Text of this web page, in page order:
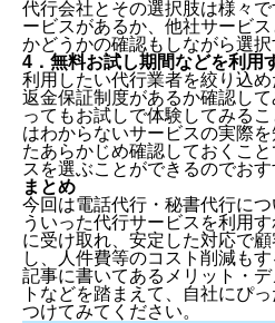
代行会社とその選択肢は様々
ービスがあるか、他社サービ
かどうかの確認もしながら選択
4．無料お試し期間などを利用
利用したい代行業者を絞り込
返金保証制度があるか確認し
ってもお試しで体験してみる
はわからないサービスの実際
たあらかじめ確認しておくこ
スを選ぶことができるのでおす
まとめ
今回は電話代行・秘書代行に
ういった代行サービスを利用
に受け取れ、安定した対応で
し、人件費等のコスト削減も
記事に書いてあるメリット・
トなどを踏まえて、自社にぴ
つけてみてください。